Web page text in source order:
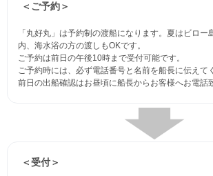
＜ご予約＞
「丸好丸」は予約制の渡船になります。夏はビロー
内、海水浴の方の渡しもOKです。
ご予約は前日の午後10時まで受付可能です。
ご予約時には、必ず電話番号と名前を船長に伝えて
前日の出船確認はお昼頃に船長からお客様へお電話
＜受付＞